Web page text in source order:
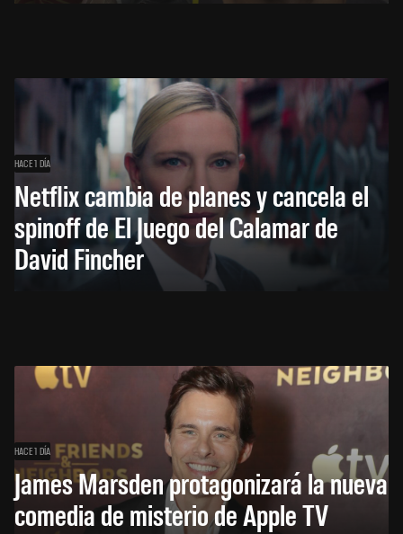
HACE 1 DÍA
Netflix cambia de planes y cancela el
spinoff de El Juego del Calamar de
David Fincher
HACE 1 DÍA
James Marsden protagonizará la nueva
comedia de misterio de Apple TV